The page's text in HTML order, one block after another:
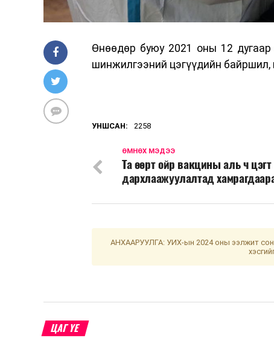
Өнөөдөр буюу 2021 оны 12
шинжилгээний цэгүүдийн байршил,
УНШСАН: 2258
ӨМНӨХ МЭДЭЭ
Та өөрт ойр вакцины аль ч
дархлаажуулалтад
АНХААРУУЛГА: УИХ-ын 2024 оны ээлжит
ЦАГ ҮЕ